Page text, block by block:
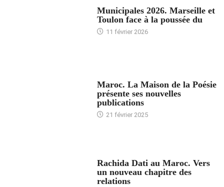
Municipales 2026. Marseille et
Toulon face à la poussée du
11 février 2026
Maroc. La Maison de la Poésie
présente ses nouvelles
publications
21 février 2025
Rachida Dati au Maroc. Vers
un nouveau chapitre des
relations